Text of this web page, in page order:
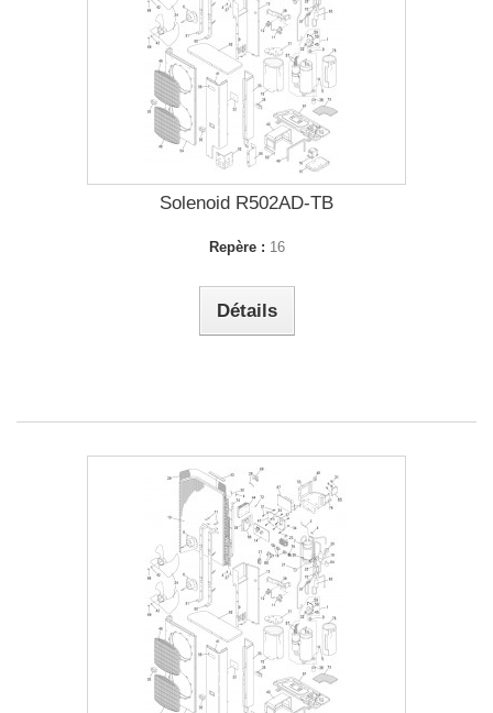
Solenoid R502AD-TB
Repère : 16
Détails